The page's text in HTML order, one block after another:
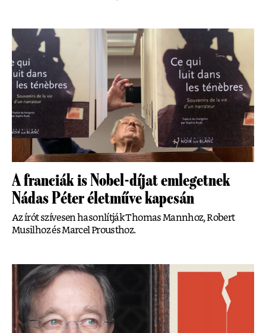
A franciák is Nobel-díjat emlegetnek
Nádas Péter életműve kapcsán
Az írót szívesen hasonlítják Thomas Mannhoz, Robert
Musilhoz és Marcel Prousthoz.